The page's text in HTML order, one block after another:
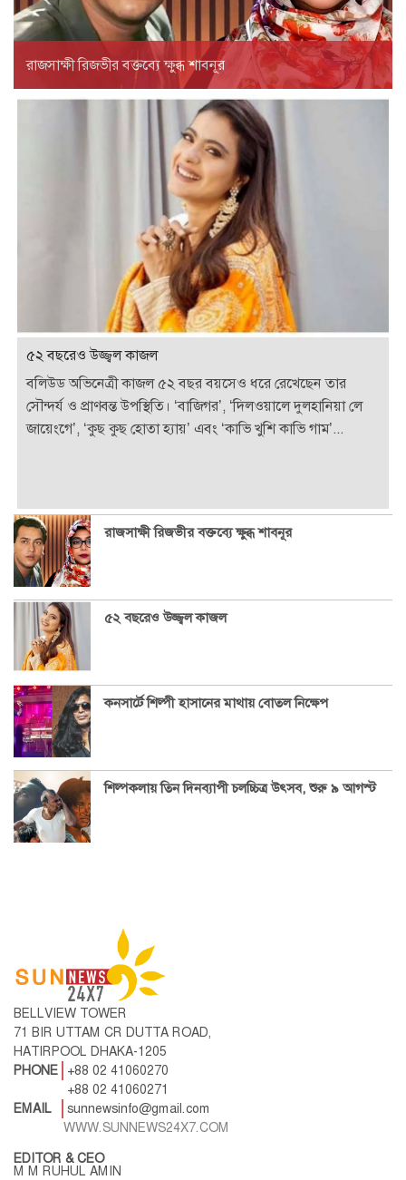
রাজসাক্ষী রিজভীর বক্তব্যে ক্ষুব্ধ শাবনূর
৫২ বছরেও উজ্জ্বল কাজল
বলিউড অভিনেত্রী কাজল ৫২ বছর বয়সেও ধরে রেখেছেন তার
সৌন্দর্য ও প্রাণবন্ত উপস্থিতি। ‘বাজিগর’, ‘দিলওয়ালে দুলহানিয়া লে
জায়েংগে’, ‘কুছ কুছ হোতা হ্যায়’ এবং ‘কাভি খুশি কাভি গাম’...
রাজসাক্ষী রিজভীর বক্তব্যে ক্ষুব্ধ শাবনূর
৫২ বছরেও উজ্জ্বল কাজল
কনসার্টে শিল্পী হাসানের মাথায় বোতল নিক্ষেপ
শিল্পকলায় তিন দিনব্যাপী চলচ্চিত্র উৎসব, শুরু ৯ আগস্ট
BELLVIEW TOWER
71 BIR UTTAM CR DUTTA ROAD,
HATIRPOOL DHAKA-1205
PHONE
+88 02 41060270
+88 02 41060271
EMAIL
sunnewsinfo@gmail.com
WWW.SUNNEWS24X7.COM
EDITOR & CEO
M M RUHUL AMIN